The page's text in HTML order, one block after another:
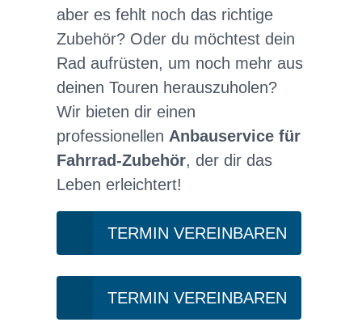
aber es fehlt noch das richtige
Zubehör? Oder du möchtest dein
Rad aufrüsten, um noch mehr aus
deinen Touren herauszuholen?
Wir bieten dir einen
professionellen Anbauservice für
Fahrrad-Zubehör, der dir das
Leben erleichtert!
TERMIN VEREINBAREN
TERMIN VEREINBAREN